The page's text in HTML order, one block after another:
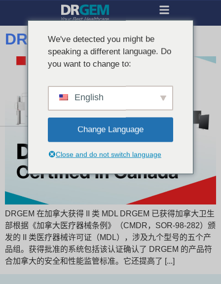
DRGEM 加拿大认证
DRGEM 在加拿大获得 II 类 MDL DRGEM 已获得加拿大卫生
部根据《加拿大医疗器械条例》（CMDR，SOR-98-282）颁
发的 II 类医疗器械许可证（MDL），涉及九个型号的五个产
品组。获得批准的系统包括该认证确认了 DRGEM 的产品符
合加拿大的安全和性能监管标准。它还提高了 [...]
We've detected you might be
speaking a different language. Do
you want to change to:
English
Change Language
Close and do not switch language